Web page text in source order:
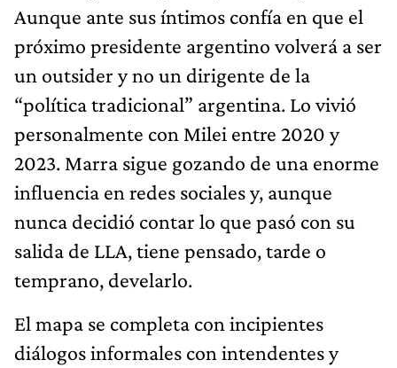
Aunque ante sus íntimos confía en que el
próximo presidente argentino volverá a ser
un outsider y no un dirigente de la
“política tradicional” argentina. Lo vivió
personalmente con Milei entre 2020 y
2023. Marra sigue gozando de una enorme
influencia en redes sociales y, aunque
nunca decidió contar lo que pasó con su
salida de LLA, tiene pensado, tarde o
temprano, develarlo.
El mapa se completa con incipientes
diálogos informales con intendentes y